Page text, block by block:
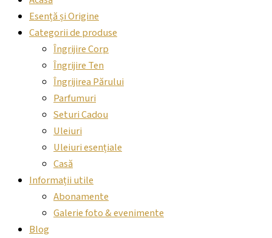
Esență și Origine
Categorii de produse
Îngrijire Corp
Îngrijire Ten
Îngrijirea Părului
Parfumuri
Seturi Cadou
Uleiuri
Uleiuri esențiale
Casă
Informații utile
Abonamente
Galerie foto & evenimente
Blog